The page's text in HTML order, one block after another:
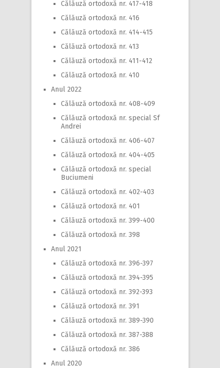
Călăuză ortodoxă nr. 417-418
Călăuză ortodoxă nr. 416
Călăuză ortodoxă nr. 414-415
Călăuză ortodoxă nr. 413
Călăuză ortodoxă nr. 411-412
Călăuză ortodoxă nr. 410
Anul 2022
Călăuză ortodoxă nr. 408-409
Călăuză ortodoxă nr. special Sf
Andrei
Călăuză ortodoxă nr. 406-407
Călăuză ortodoxă nr. 404-405
Călăuză ortodoxă nr. special
Buciumeni
Călăuză ortodoxă nr. 402-403
Călăuză ortodoxă nr. 401
Călăuză ortodoxă nr. 399-400
Călăuză ortodoxă nr. 398
Anul 2021
Călăuză ortodoxă nr. 396-397
Călăuză ortodoxă nr. 394-395
Călăuză ortodoxă nr. 392-393
Călăuză ortodoxă nr. 391
Călăuză ortodoxă nr. 389-390
Călăuză ortodoxă nr. 387-388
Călăuză ortodoxă nr. 386
Anul 2020